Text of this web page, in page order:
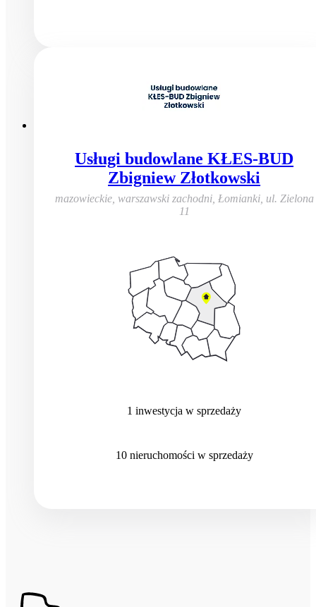
Usługi budowlane KŁES-BUD
Zbigniew Złotkowski
mazowieckie, warszawski zachodni, Łomianki, ul. Zielona
11
1 inwestycja w sprzedaży
10 nieruchomości w sprzedaży